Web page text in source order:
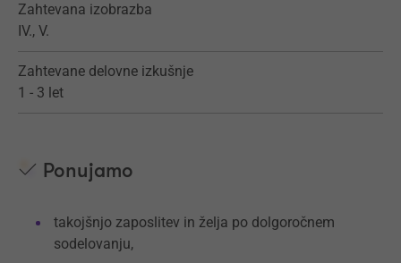
Zahtevana izobrazba
IV., V.
Zahtevane delovne izkušnje
1 - 3 let
Ponujamo
takojšnjo zaposlitev in želja po dolgoročnem
sodelovanju,